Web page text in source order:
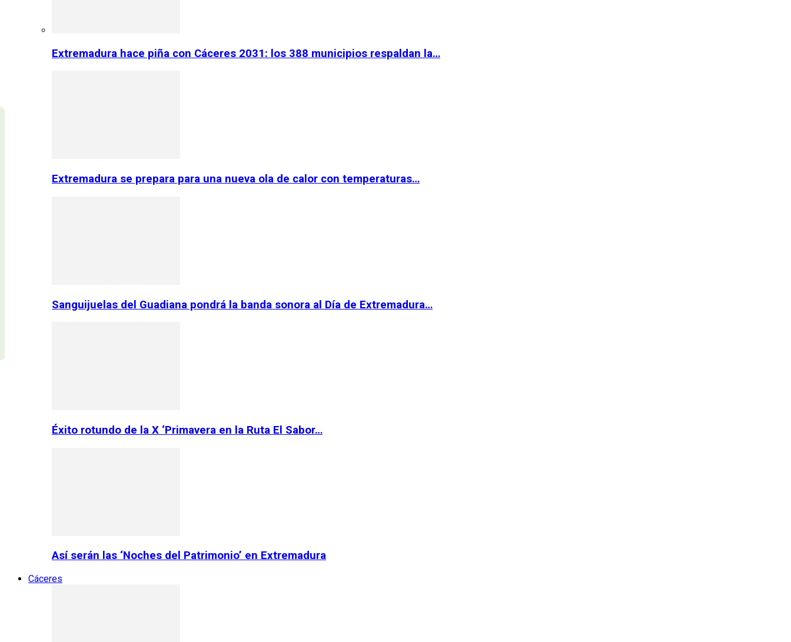
Extremadura hace piña con Cáceres 2031: los 388 municipios respaldan la…
Extremadura se prepara para una nueva ola de calor con temperaturas…
Sanguijuelas del Guadiana pondrá la banda sonora al Día de Extremadura…
Éxito rotundo de la X ‘Primavera en la Ruta El Sabor…
Así serán las ‘Noches del Patrimonio’ en Extremadura
Cáceres